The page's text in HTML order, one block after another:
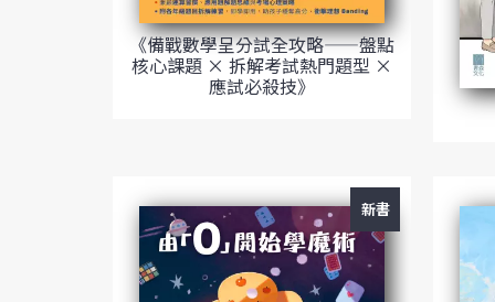
《備戰數學呈分試全攻略——盤點
核心課題 × 拆解考試熱門題型 ×
應試必殺技》
新書